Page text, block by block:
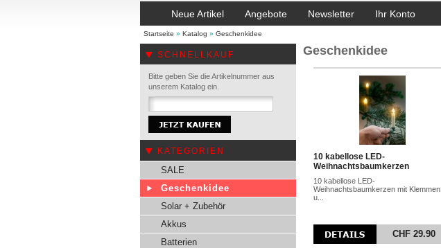
Neue Artikel Angebote Newsletter Ihr Konto
Startseite » Katalog » Geschenkidee
SCHNELLKAUF
Bitte geben Sie die Artikelnummer aus
unserem Katalog ein.
KATEGORIEN
SALE
Geschenkidee
Solar + Zubehör
Akkus
Batterien
Geschenkidee
10 kabellose LED-
Weihnachtsbaumkerzen
10 kabellose LED-
Weihnachtsbaumkerzen mit Klemmen
u...
CHF 29.90